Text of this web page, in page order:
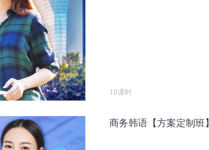
10课时
商务韩语【方案定制班】